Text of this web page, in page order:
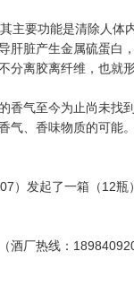
主要功能是清除人体
肝脏产生金属硫蛋白
分离胶离纤维，也就
香气至今为止尚未找
气、香味物质的可能
）发起了一箱（12瓶
酒厂热线：